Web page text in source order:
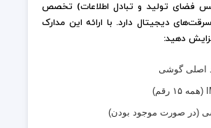
فضای تولید و تبادل اطلاعات) تخصص
دیجیتال دارد. با ارائه این مدارک
دهید:
اصلی گوشی
(در صورت موجود بودن)